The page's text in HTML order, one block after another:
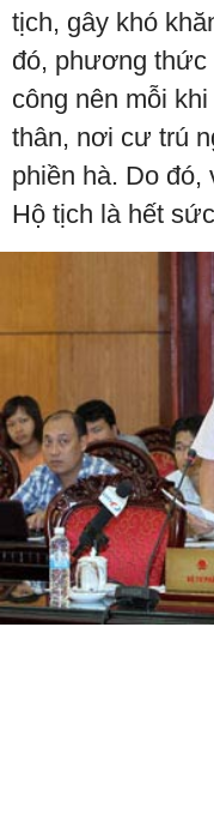
tịch, gây khó
đó, phương thức
công nên mỗi
thân, nơi cư trú
phiền hà. Do
Hộ tịch là hết